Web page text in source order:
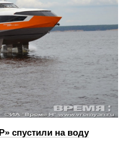
спустили на воду